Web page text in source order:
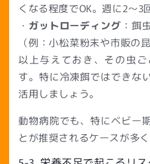
くなる程度でOK。週に2〜3
・ ガットローディング ：餌
（例：小松菜粉末や市販の
以上与えておき、その虫
す。特に冷凍餌ではできな
活用しましょう。
動物病院でも、特にベビー
とが推奨されるケースが多く